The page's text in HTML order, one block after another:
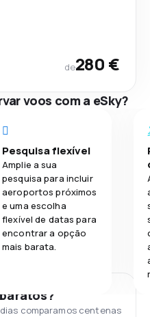
de280 €
voos com a eSky?
Pesquisa flexível
Amplie a sua
pesquisa para incluir
aeroportos próximos
e uma escolha
flexível de datas para
encontrar a opção
mais barata.
comparamos centenas